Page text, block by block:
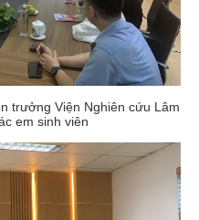
trưởng Viện Nghiên cứu Lâm
em sinh viên